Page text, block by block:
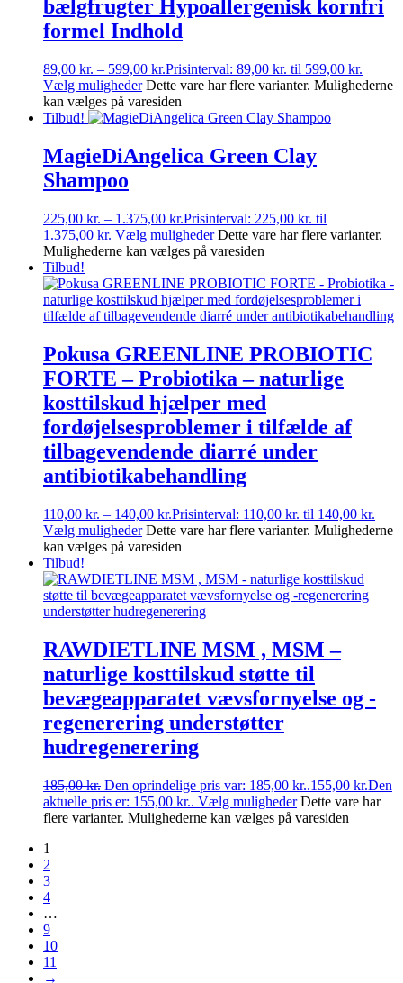
bælgfrugter Hypoallergenisk kornfri
formel Indhold
89,00 kr. – 599,00 kr.Prisinterval: 89,00 kr. til 599,00 kr.
Vælg muligheder Dette vare har flere varianter. Mulighederne
kan vælges på varesiden
Tilbud!
MagieDiAngelica Green Clay
Shampoo
225,00 kr. – 1.375,00 kr.Prisinterval: 225,00 kr. til
1.375,00 kr. Vælg muligheder Dette vare har flere varianter.
Mulighederne kan vælges på varesiden
Tilbud!
Pokusa GREENLINE PROBIOTIC
FORTE – Probiotika – naturlige
kosttilskud hjælper med
fordøjelsesproblemer i tilfælde af
tilbagevendende diarré under
antibiotikabehandling
110,00 kr. – 140,00 kr.Prisinterval: 110,00 kr. til 140,00 kr.
Vælg muligheder Dette vare har flere varianter. Mulighederne
kan vælges på varesiden
Tilbud!
RAWDIETLINE MSM , MSM –
naturlige kosttilskud støtte til
bevægeapparatet vævsfornyelse og -
regenerering understøtter
hudregenerering
185,00kr. Den oprindelige pris var: 185,00 kr..155,00 kr.Den
aktuelle pris er: 155,00 kr.. Vælg muligheder Dette vare har
flere varianter. Mulighederne kan vælges på varesiden
1
2
3
4
…
9
10
11
→